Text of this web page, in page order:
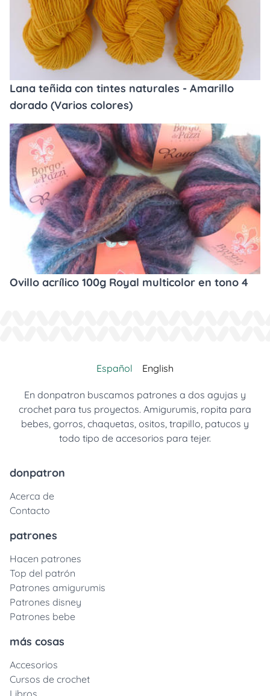
Lana teñida con tintes naturales - Amarillo
dorado (Varios colores)
Ovillo acrílico 100g Royal multicolor en tono 4
Español English
En donpatron buscamos patrones a dos agujas y
crochet para tus proyectos. Amigurumis, ropita para
bebes, gorros, chaquetas, ositos, trapillo, patucos y
todo tipo de accesorios para tejer.
donpatron
Acerca de
Contacto
patrones
Hacen patrones
Top del patrón
Patrones amigurumis
Patrones disney
Patrones bebe
más cosas
Accesorios
Cursos de crochet
Libros